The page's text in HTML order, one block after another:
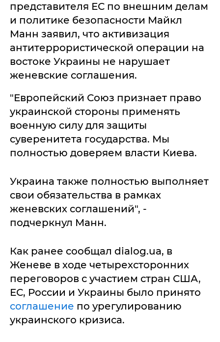
представителя ЕС по внешним делам
и политике безопасности Майкл
Манн заявил, что активизация
антитеррористической операции на
востоке Украины не нарушает
женевские соглашения.
"Европейский Союз признает право
украинской стороны применять
военную силу для защиты
суверенитета государства. Мы
полностью доверяем власти Киева.
Украина также полностью выполняет
свои обязательства в рамках
женевских соглашений", -
подчеркнул Манн.
Как ранее сообщал dialog.ua, в
Женеве в ходе четырехсторонних
переговоров с участием стран США,
ЕС, России и Украины было принято
соглашение по урегулированию
украинского кризиса.